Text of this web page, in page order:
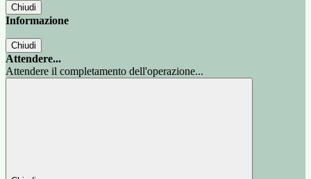
Chiudi
Informazione
Chiudi
Attendere...
Attendere il completamento dell'operazione...